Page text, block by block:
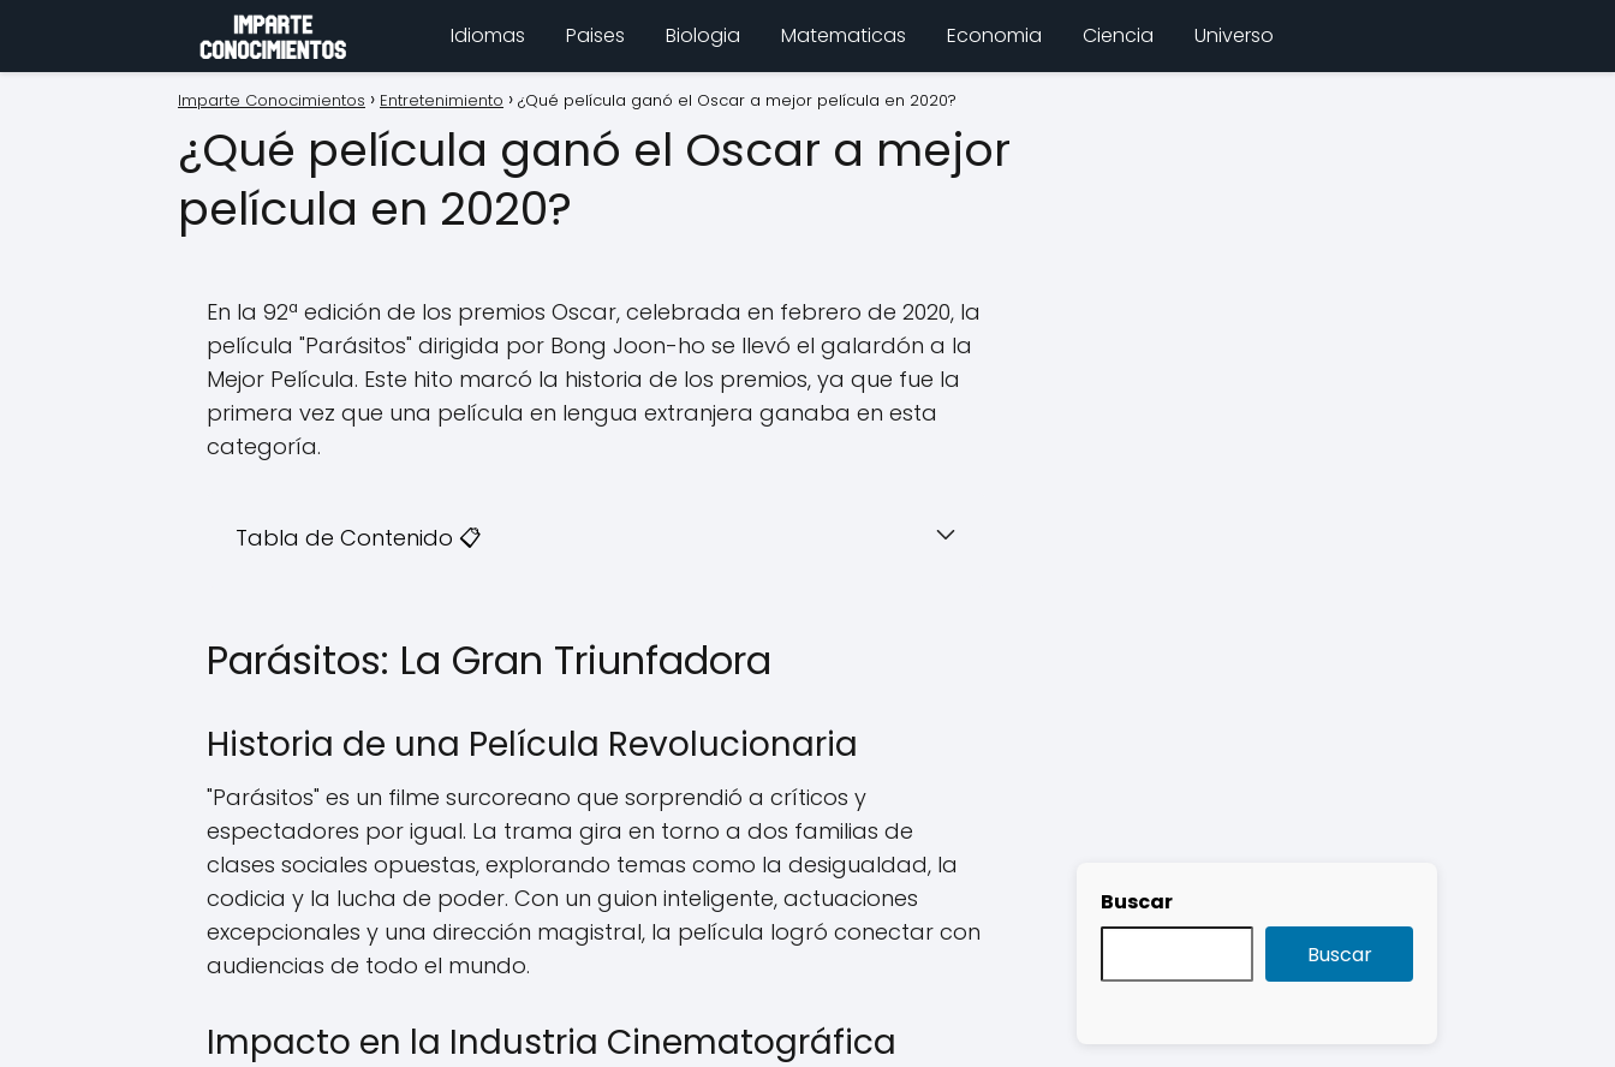
Idiomas Paises Biologia Matematicas Economia Ciencia Universo
Imparte Conocimientos Entretenimiento ¿Qué película ganó el Oscar a mejor película en 2020?
¿Qué película ganó el Oscar a mejor
película en 2020?
En la 92ª edición de los premios Oscar, celebrada en febrero de 2020, la
película "Parásitos" dirigida por Bong Joon-ho se llevó el galardón a la
Mejor Película. Este hito marcó la historia de los premios, ya que fue la
primera vez que una película en lengua extranjera ganaba en esta
categoría.
Tabla de Contenido 📋
Parásitos: La Gran Triunfadora
Historia de una Película Revolucionaria
"Parásitos" es un filme surcoreano que sorprendió a críticos y
espectadores por igual. La trama gira en torno a dos familias de
clases sociales opuestas, explorando temas como la desigualdad, la
codicia y la lucha de poder. Con un guion inteligente, actuaciones
excepcionales y una dirección magistral, la película logró conectar con
audiencias de todo el mundo.
Impacto en la Industria Cinematográfica
Buscar
Buscar